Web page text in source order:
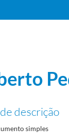
descrição
simples